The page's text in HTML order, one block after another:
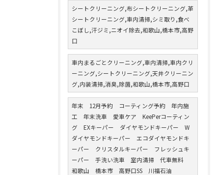
シートクリーニング,布シートクリーニング,革
シートクリーニング,車内清掃,シミ取り,食べ
こぼし,汗ジミ,ニオイ除去,和歌山,橋本市,高野
口
車内まるごとクリーニング,車内清掃,車内クリ
ーニング,シートクリーニング,天井クリーニン
グ,内装清掃,消臭,除菌,和歌山,橋本市,高野口
年末 12月予約 コーティング予約 年内施
工 年末洗車 愛車ケア KeePerコーティン
グ EXキーパー ダイヤモンドキーパー W
ダイヤモンドキーパー エコダイヤモンドキ
ーパー クリスタルキーパー フレッシュキ
ーパー 手洗い洗車 室内清掃 代車無料
和歌山 橋本市 高野口SS 川福石油